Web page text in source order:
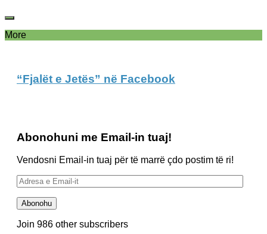
More
“Fjalët e Jetës” në Facebook
Abonohuni me Email-in tuaj!
Vendosni Email-in tuaj për të marrë çdo postim të ri!
Adresa
e
Email-
it
Abonohu
Join 986 other subscribers